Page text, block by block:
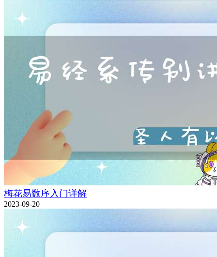
梅花易数序入门详解
2023-09-20